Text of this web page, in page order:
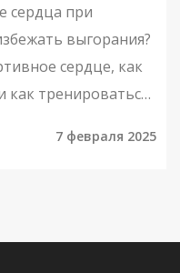
сердца при
выгорания?
сердце, как
как тренироваться
выгорания и
7 февраля 2025